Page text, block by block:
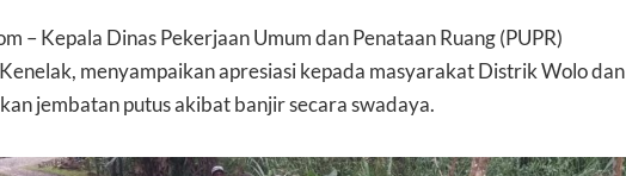
– Kepala Dinas Pekerjaan Umum dan Penataan Ruang (PUPR)
menyampaikan apresiasi kepada masyarakat Distrik Wolo dan
jembatan putus akibat banjir secara swadaya.